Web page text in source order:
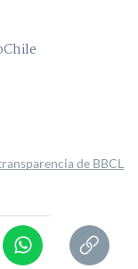
de BBCL